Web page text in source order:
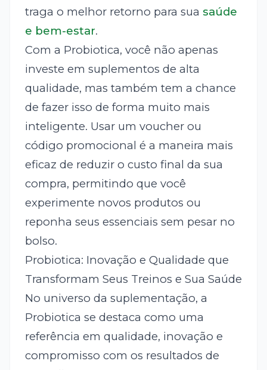
traga o melhor retorno para sua saúde
e bem-estar.
Com a Probiotica, você não apenas
investe em suplementos de alta
qualidade, mas também tem a chance
de fazer isso de forma muito mais
inteligente. Usar um voucher ou
código promocional é a maneira mais
eficaz de reduzir o custo final da sua
compra, permitindo que você
experimente novos produtos ou
reponha seus essenciais sem pesar no
bolso.
Probiotica: Inovação e Qualidade que
Transformam Seus Treinos e Sua Saúde
No universo da suplementação, a
Probiotica se destaca como uma
referência em qualidade, inovação e
compromisso com os resultados de